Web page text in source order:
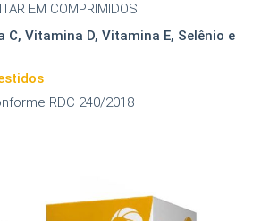
EM COMPRIMIDOS
Vitamina D, Vitamina E, Selênio e
RDC 240/2018